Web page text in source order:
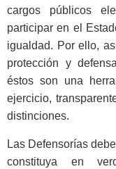
cargos públicos
participar en el
igualdad. Por ello,
protección y
éstos son una
ejercicio,
distinciones.
Las Defensorías
constituya en